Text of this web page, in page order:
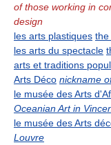
of those working in
design
les arts plastiques the
les arts du spectacle
arts et traditions
Arts Déco nickname
le musée des Arts
Oceanian Art in
le musée des Arts
Louvre